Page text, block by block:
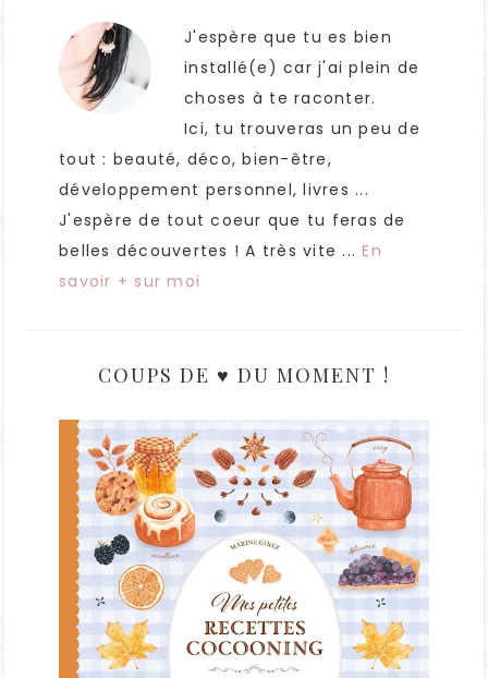
J'espère que tu es bien
installé(e) car j'ai plein de
choses à te raconter.
Ici, tu trouveras un peu de
tout : beauté, déco, bien-être,
développement personnel, livres ...
J'espère de tout coeur que tu feras de
belles découvertes ! A très vite ...En
savoir + sur moi
COUPS DE ♥ DU MOMENT !